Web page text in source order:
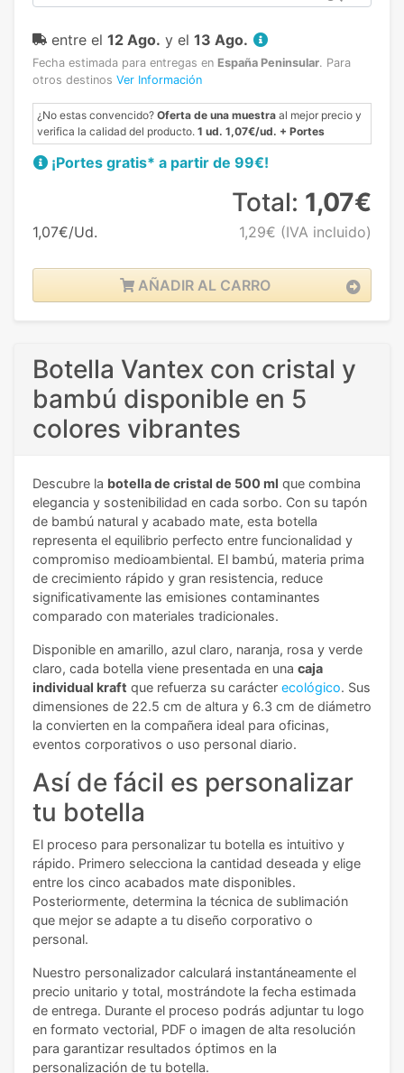
entre el 12 Ago. y el 13 Ago.
Fecha estimada para entregas en España Peninsular. Para
otros destinos Ver Información
¿No estas convencido? Oferta de una muestra al mejor precio y
verifica la calidad del producto. 1 ud. 1,07€/ud. + Portes
¡Portes gratis* a partir de 99€!
1,07€/Ud.
Total: 1,07€
1,29€ (IVA incluido)
AÑADIR AL CARRO
Botella Vantex con cristal y
bambú disponible en 5
colores vibrantes
Descubre la botella de cristal de 500 ml que combina
elegancia y sostenibilidad en cada sorbo. Con su tapón
de bambú natural y acabado mate, esta botella
representa el equilibrio perfecto entre funcionalidad y
compromiso medioambiental. El bambú, materia prima
de crecimiento rápido y gran resistencia, reduce
significativamente las emisiones contaminantes
comparado con materiales tradicionales.
Disponible en amarillo, azul claro, naranja, rosa y verde
claro, cada botella viene presentada en una caja
individual kraft que refuerza su carácter ecológico. Sus
dimensiones de 22.5 cm de altura y 6.3 cm de diámetro
la convierten en la compañera ideal para oficinas,
eventos corporativos o uso personal diario.
Así de fácil es personalizar
tu botella
El proceso para personalizar tu botella es intuitivo y
rápido. Primero selecciona la cantidad deseada y elige
entre los cinco acabados mate disponibles.
Posteriormente, determina la técnica de sublimación
que mejor se adapte a tu diseño corporativo o
personal.
Nuestro personalizador calculará instantáneamente el
precio unitario y total, mostrándote la fecha estimada
de entrega. Durante el proceso podrás adjuntar tu logo
en formato vectorial, PDF o imagen de alta resolución
para garantizar resultados óptimos en la
personalización de tu botella.